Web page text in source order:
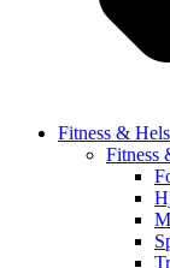
Fitness &
Fitness